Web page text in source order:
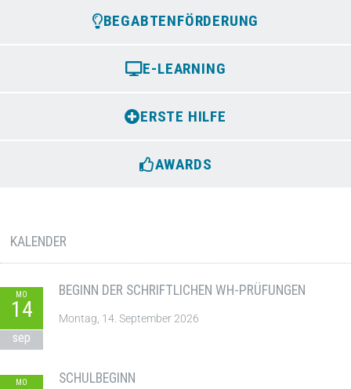
BEGABTENFÖRDERUNG
E-LEARNING
ERSTE HILFE
AWARDS
KALENDER
MO
14
sep
BEGINN DER SCHRIFTLICHEN WH-PRÜFUNGEN
Montag, 14. September 2026
MO SCHULBEGINN